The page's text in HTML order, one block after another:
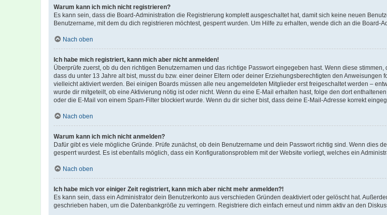
Warum kann ich mich nicht registrieren?
Es kann sein, dass die Board-Administration die Registrierung komplett ausgeschaltet hat, damit sich keine neuen
Benutzername, mit dem du dich registrieren möchtest, gesperrt wurden. Um Hilfe zu erhalten, wende dich an die Board-
Nach oben
Ich habe mich registriert, kann mich aber nicht anmelden!
Überprüfe zuerst, ob du den richtigen Benutzernamen und das richtige Passwort eingegeben hast. Wenn diese
dass du unter 13 Jahre alt bist, musst du bzw. einer deiner Eltern oder deiner Erziehungsberechtigten den
vielleicht aktiviert werden. Bei einigen Boards müssen alle neu angemeldeten Mitglieder erst freigeschaltet werden –
wurde dir mitgeteilt, ob eine Aktivierung nötig ist oder nicht. Wenn du eine E-Mail erhalten hast, folge den dort
oder die E-Mail von einem Spam-Filter blockiert wurde. Wenn du dir sicher bist, dass deine E-Mail-Adresse korrekt
Nach oben
Warum kann ich mich nicht anmelden?
Dafür gibt es viele mögliche Gründe. Prüfe zunächst, ob dein Benutzername und dein Passwort richtig sind. Wenn dies
gesperrt wurdest. Es ist ebenfalls möglich, dass ein Konfigurationsproblem mit der Website vorliegt, welches ein
Nach oben
Ich habe mich vor einiger Zeit registriert, kann mich aber nicht mehr anmelden?!
Es kann sein, dass ein Administrator dein Benutzerkonto aus verschieden Gründen deaktiviert oder gelöscht hat.
geschrieben haben, um die Datenbankgröße zu verringern. Registriere dich einfach erneut und nimm aktiv an den